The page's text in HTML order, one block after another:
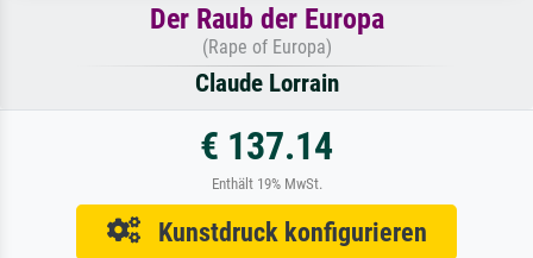
Der Raub der Europa
(Rape of Europa)
Claude Lorrain
€ 137.14
Enthält 19% MwSt.
Kunstdruck konfigurieren